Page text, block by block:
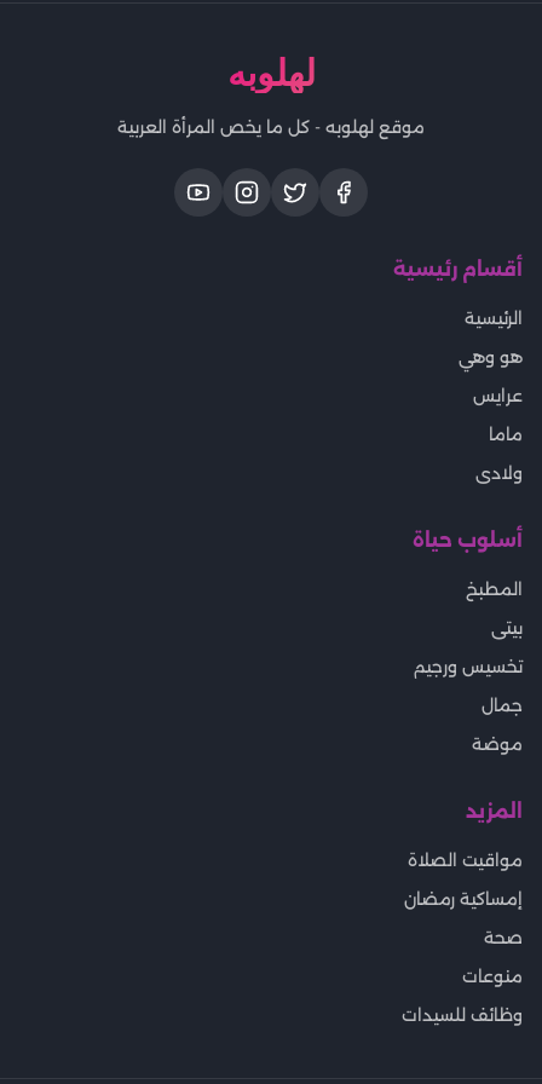
لهلوبه
موقع لهلوبه - كل ما يخص المرأة العربية
أقسام رئيسية
الرئيسية
هو وهي
عرايس
ماما
ولادى
أسلوب حياة
المطبخ
بيتى
تخسيس ورجيم
جمال
موضة
المزيد
مواقيت الصلاة
إمساكية رمضان
صحة
منوعات
وظائف للسيدات